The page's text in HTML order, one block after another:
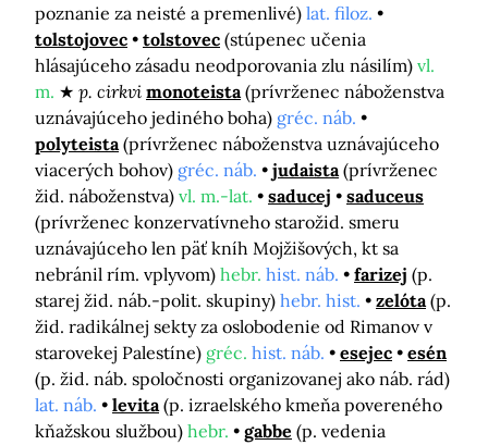
poznanie za neisté a premenlivé) lat. filoz.
tolstojovec
tolstovec (stúpenec učenia
hlásajúceho zásadu neodporovania zlu násilím) vl.
m.
p. cirkvi monoteista (prívrženec náboženstva
uznávajúceho jediného boha) gréc. náb.
polyteista (prívrženec náboženstva uznávajúceho
viacerých bohov) gréc. náb. judaista (prívrženec
žid. náboženstva) vl. m.-lat. saducej
saduceus
(prívrženec konzervatívneho starožid. smeru
uznávajúceho len päť kníh Mojžišových, kt sa
nebránil rím. vplyvom) hebr. hist. náb. farizej (p.
starej žid. náb.-polit. skupiny) hebr. hist. zelóta (p.
žid. radikálnej sekty za oslobodenie od Rimanov v
starovekej Palestíne) gréc. hist. náb. esejec
esén
(p. žid. náb. spoločnosti organizovanej ako náb. rád)
lat. náb.
levita (p. izraelského kmeňa povereného
kňažskou službou) hebr. gabbe (p. vedenia